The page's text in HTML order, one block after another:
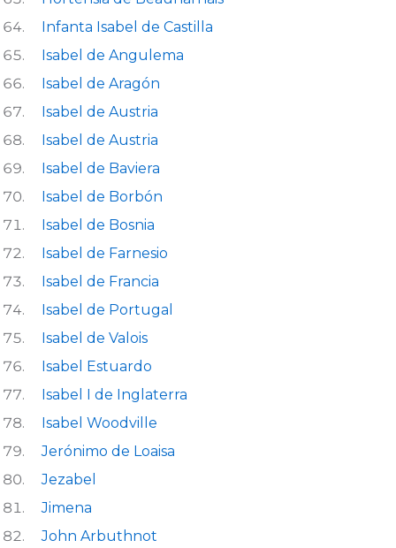
Infanta Isabel de Castilla
Isabel de Angulema
Isabel de Aragón
Isabel de Austria
Isabel de Austria
Isabel de Baviera
Isabel de Borbón
Isabel de Bosnia
Isabel de Farnesio
Isabel de Francia
Isabel de Portugal
Isabel de Valois
Isabel Estuardo
Isabel I de Inglaterra
Isabel Woodville
Jerónimo de Loaisa
Jezabel
Jimena
John Arbuthnot